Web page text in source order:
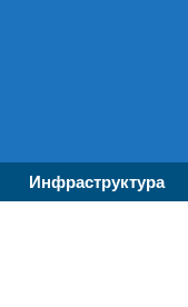
Инфраструктура